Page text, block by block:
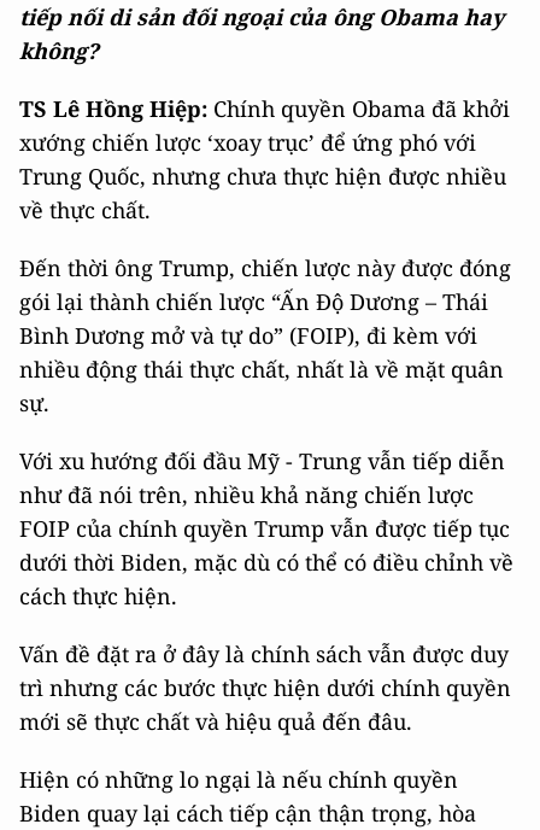
tiếp nối di sản đối ngoại của ông Obama hay
không?
TS Lê Hồng Hiệp: Chính quyền Obama đã khởi
xướng chiến lược ‘xoay trục’ để ứng phó với
Trung Quốc, nhưng chưa thực hiện được nhiều
về thực chất.
Đến thời ông Trump, chiến lược này được đóng
gói lại thành chiến lược “Ấn Độ Dương – Thái
Bình Dương mở và tự do” (FOIP), đi kèm với
nhiều động thái thực chất, nhất là về mặt quân
sự.
Với xu hướng đối đầu Mỹ - Trung vẫn tiếp diễn
như đã nói trên, nhiều khả năng chiến lược
FOIP của chính quyền Trump vẫn được tiếp tục
dưới thời Biden, mặc dù có thể có điều chỉnh về
cách thực hiện.
Vấn đề đặt ra ở đây là chính sách vẫn được duy
trì nhưng các bước thực hiện dưới chính quyền
mới sẽ thực chất và hiệu quả đến đâu.
Hiện có những lo ngại là nếu chính quyền
Biden quay lại cách tiếp cận thận trọng, hòa